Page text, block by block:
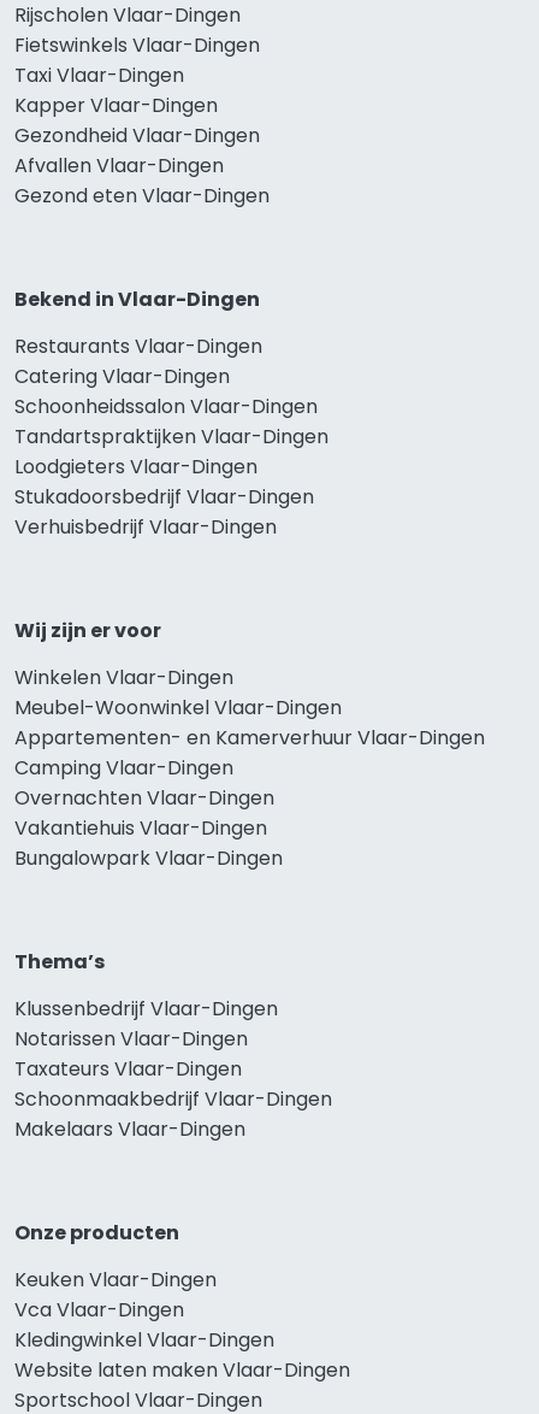
Rijscholen Vlaar-Dingen
Fietswinkels Vlaar-Dingen
Taxi Vlaar-Dingen
Kapper Vlaar-Dingen
Gezondheid Vlaar-Dingen
Afvallen Vlaar-Dingen
Gezond eten Vlaar-Dingen
Bekend in Vlaar-Dingen
Restaurants Vlaar-Dingen
Catering Vlaar-Dingen
Schoonheidssalon Vlaar-Dingen
Tandartspraktijken Vlaar-Dingen
Loodgieters Vlaar-Dingen
Stukadoorsbedrijf Vlaar-Dingen
Verhuisbedrijf Vlaar-Dingen
Wij zijn er voor
Winkelen Vlaar-Dingen
Meubel-Woonwinkel Vlaar-Dingen
Appartementen- en Kamerverhuur Vlaar-Dingen
Camping Vlaar-Dingen
Overnachten Vlaar-Dingen
Vakantiehuis Vlaar-Dingen
Bungalowpark Vlaar-Dingen
Thema’s
Klussenbedrijf Vlaar-Dingen
Notarissen Vlaar-Dingen
Taxateurs Vlaar-Dingen
Schoonmaakbedrijf Vlaar-Dingen
Makelaars Vlaar-Dingen
Onze producten
Keuken Vlaar-Dingen
Vca Vlaar-Dingen
Kledingwinkel Vlaar-Dingen
Website laten maken Vlaar-Dingen
Sportschool Vlaar-Dingen